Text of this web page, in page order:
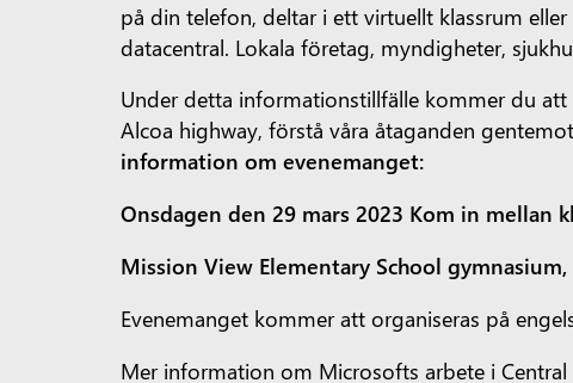
på din telefon, deltar i ett virtuellt klassrum
datacentral. Lokala företag, myndigheter,
Under detta informationstillfälle kommer du
Alcoa highway, förstå våra åtaganden
information om evenemanget:
Onsdagen den 29 mars 2023 Kom in mellan
Mission View Elementary School
Evenemanget kommer att organiseras på
Mer information om Microsofts arbete i